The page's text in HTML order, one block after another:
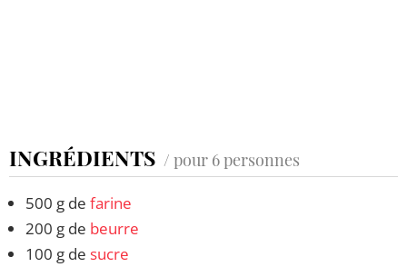
INGRÉDIENTS / pour 6 personnes
500 g de farine
200 g de beurre
100 g de sucre